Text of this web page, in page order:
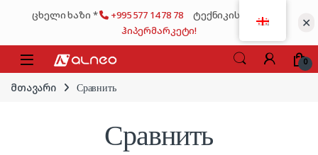
ცხელი ხაზი * +995 577 14 78 78
ტექნიკის მსხვილი
ჰიპერმარკეტი!
✕
0
მთავარი Сравнить
Сравнить